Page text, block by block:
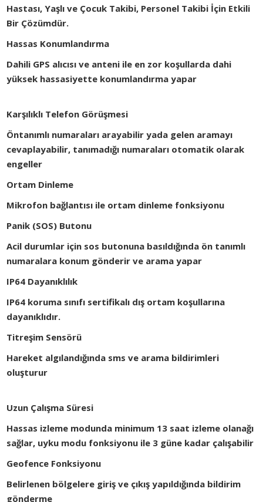
Hastası, Yaşlı ve Çocuk Takibi, Personel Takibi İçin Etkili
Bir Çözümdür.
Hassas Konumlandırma
Dahili GPS alıcısı ve anteni ile en zor koşullarda dahi
yüksek hassasiyette konumlandırma yapar
Karşılıklı Telefon Görüşmesi
Öntanımlı numaraları arayabilir yada gelen aramayı
cevaplayabilir, tanımadığı numaraları otomatik olarak
engeller
Ortam Dinleme
Mikrofon bağlantısı ile ortam dinleme fonksiyonu
Panik (SOS) Butonu
Acil durumlar için sos butonuna basıldığında ön tanımlı
numaralara konum gönderir ve arama yapar
IP64 Dayanıklılık
IP64 koruma sınıfı sertifikalı dış ortam koşullarına
dayanıklıdır.
Titreşim Sensörü
Hareket algılandığında sms ve arama bildirimleri
oluşturur
Uzun Çalışma Süresi
Hassas izleme modunda minimum 13 saat izleme olanağı
sağlar, uyku modu fonksiyonu ile 3 güne kadar çalışabilir
Geofence Fonksiyonu
Belirlenen bölgelere giriş ve çıkış yapıldığında bildirim
gönderme